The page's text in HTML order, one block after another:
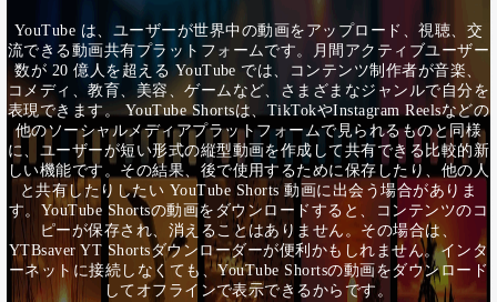
YouTube は、ユーザーが世界中の動画をアップロード、視聴、交
流できる動画共有プラットフォームです。月間アクティブユーザー
数が 20 億人を超える YouTube では、コンテンツ制作者が音楽、
コメディ、教育、美容、ゲームなど、さまざまなジャンルで自分を
表現できます。 YouTube Shortsは、TikTokやInstagram Reelsなどの
他のソーシャルメディアプラットフォームで見られるものと同様
に、ユーザーが短い形式の縦型動画を作成して共有できる比較的新
しい機能です。その結果、後で使用するために保存したり、他の人
と共有したりしたい YouTube Shorts 動画に出会う場合がありま
す。YouTube Shortsの動画をダウンロードすると、コンテンツのコ
ピーが保存され、消えることはありません。その場合は、
YTBsaver YT Shortsダウンローダーが便利かもしれません。インタ
ーネットに接続しなくても、YouTube Shortsの動画をダウンロード
してオフラインで表示できるからです。